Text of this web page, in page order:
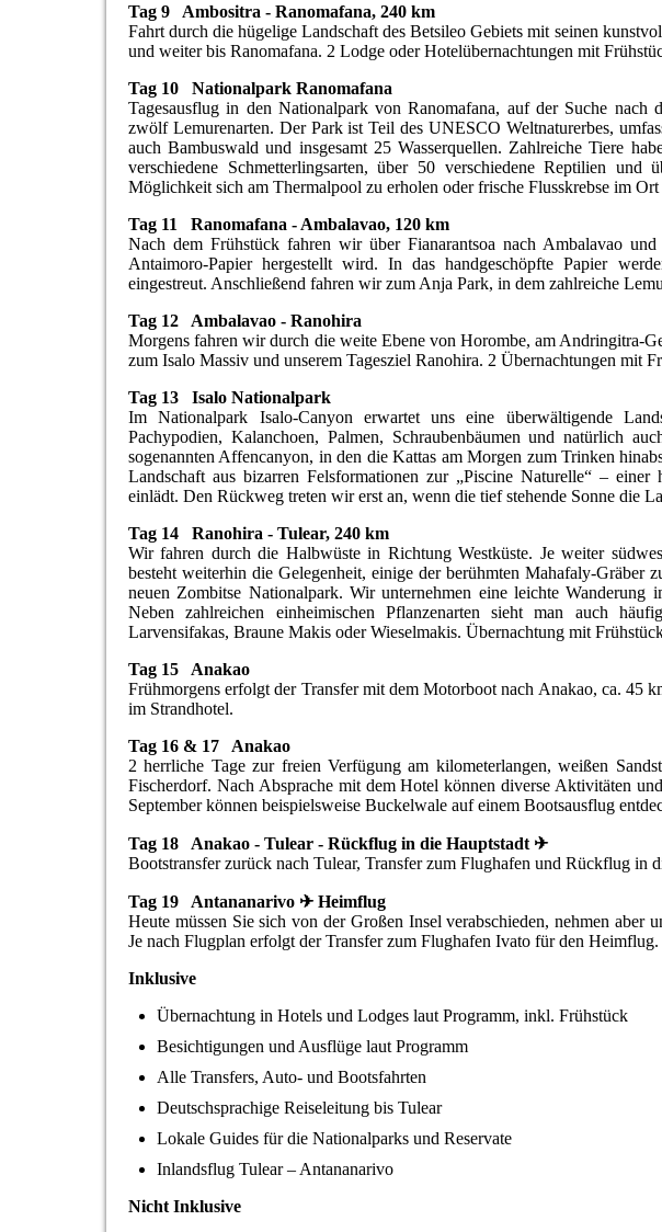
Tag 9 Ambositra - Ranomafana, 240 km
Fahrt durch die hügelige Landschaft des Betsileo Gebiets mit seinen
und weiter bis Ranomafana. 2 Lodge oder Hotelübernachtungen mit
Tag 10 Nationalpark Ranomafana
Tagesausflug in den Nationalpark von Ranomafana, auf der Suche nach
zwölf Lemurenarten. Der Park ist Teil des UNESCO Weltnaturerbes,
auch Bambuswald und insgesamt 25 Wasserquellen. Zahlreiche Tiere
verschiedene Schmetterlingsarten, über 50 verschiedene Reptilien
Möglichkeit sich am Thermalpool zu erholen oder frische Flusskrebse im Ort
Tag 11 Ranomafana - Ambalavao, 120 km
Nach dem Frühstück fahren wir über Fianarantsoa nach Ambalavao
Antaimoro-Papier hergestellt wird. In das handgeschöpfte Papier
eingestreut. Anschließend fahren wir zum Anja Park, in dem zahlreiche
Tag 12 Ambalavao - Ranohira
Morgens fahren wir durch die weite Ebene von Horombe, am Andringitra-
zum Isalo Massiv und unserem Tagesziel Ranohira. 2 Übernachtungen mit
Tag 13 Isalo Nationalpark
Im Nationalpark Isalo-Canyon erwartet uns eine überwältigende
Pachypodien, Kalanchoen, Palmen, Schraubenbäumen und natürlich
sogenannten Affencanyon, in den die Kattas am Morgen zum Trinken
Landschaft aus bizarren Felsformationen zur „Piscine Naturelle“ –
einlädt. Den Rückweg treten wir erst an, wenn die tief stehende Sonne die
Tag 14 Ranohira - Tulear, 240 km
Wir fahren durch die Halbwüste in Richtung Westküste. Je weiter
besteht weiterhin die Gelegenheit, einige der berühmten Mahafaly-
neuen Zombitse Nationalpark. Wir unternehmen eine leichte Wanderung
Neben zahlreichen einheimischen Pflanzenarten sieht man auch
Larvensifakas, Braune Makis oder Wieselmakis. Übernachtung mit
Tag 15 Anakao
Frühmorgens erfolgt der Transfer mit dem Motorboot nach Anakao, ca. 45
im Strandhotel.
Tag 16 & 17 Anakao
2 herrliche Tage zur freien Verfügung am kilometerlangen, weißen
Fischerdorf. Nach Absprache mit dem Hotel können diverse Aktivitäten
September können beispielsweise Buckelwale auf einem Bootsausflug
Tag 18 Anakao - Tulear - Rückflug in die Hauptstadt ✈
Bootstransfer zurück nach Tulear, Transfer zum Flughafen und Rückflug in
Tag 19 Antananarivo ✈ Heimflug
Heute müssen Sie sich von der Großen Insel verabschieden, nehmen aber
Je nach Flugplan erfolgt der Transfer zum Flughafen Ivato für den Heimflug.
Inklusive
Übernachtung in Hotels und Lodges laut Programm, inkl. Frühstück
Besichtigungen und Ausflüge laut Programm
Alle Transfers, Auto- und Bootsfahrten
Deutschsprachige Reiseleitung bis Tulear
Lokale Guides für die Nationalparks und Reservate
Inlandsflug Tulear – Antananarivo
Nicht Inklusive